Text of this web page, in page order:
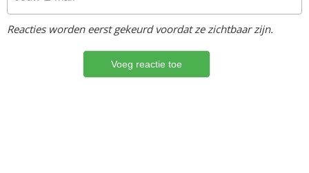
Reacties worden eerst gekeurd voordat ze zichtbaar zijn.